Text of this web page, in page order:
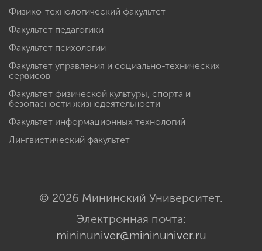
Физико-технологический факультет
Факультет педагогики
Факультет психологии
Факультет управления и социально-технических
сервисов
Факультет физической культуры, спорта и
безопасности жизнедеятельности
Факультет информационных технологий
Лингвистический факультет
© 2026 Мининский Университет.
Электронная почта:
mininuniver@mininuniver.ru